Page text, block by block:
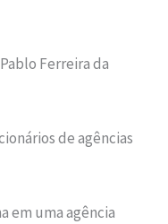
Ferreira da
de agências
em uma agência